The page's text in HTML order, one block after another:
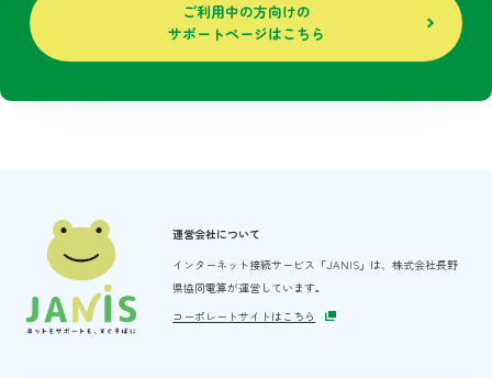
ご利用中の方向けの
サポートページはこちら
運営会社について
インターネット接続サービス「JANIS」は、株式会社長野
県協同電算が運営しています。
コーポレートサイトはこちら